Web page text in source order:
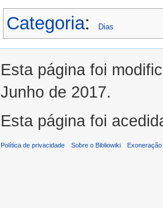
Categoria: Dias
Esta página foi
Junho de 2017.
Esta página foi
Política de privacidade Sobre o Bibliowiki